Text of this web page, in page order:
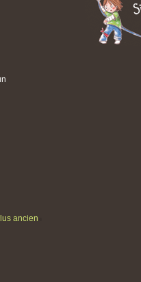
ancien